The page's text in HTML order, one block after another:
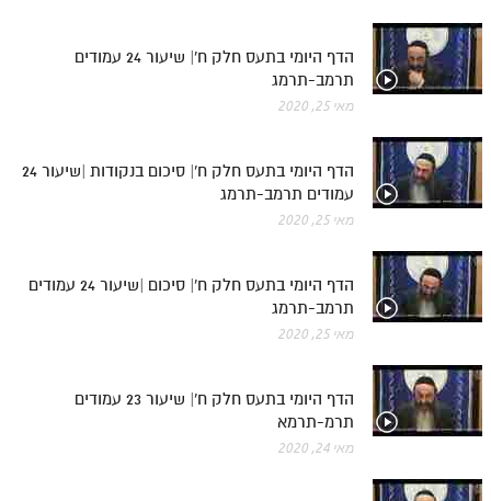
הדף היומי בתעס חלק ח'| שיעור 24 עמודים
תרמב-תרמג
מאי 25, 2020
הדף היומי בתעס חלק ח'| סיכום בנקודות |שיעור 24
עמודים תרמב-תרמג
מאי 25, 2020
הדף היומי בתעס חלק ח'| סיכום |שיעור 24 עמודים
תרמב-תרמג
מאי 25, 2020
הדף היומי בתעס חלק ח'| שיעור 23 עמודים
תרמ-תרמא
מאי 24, 2020